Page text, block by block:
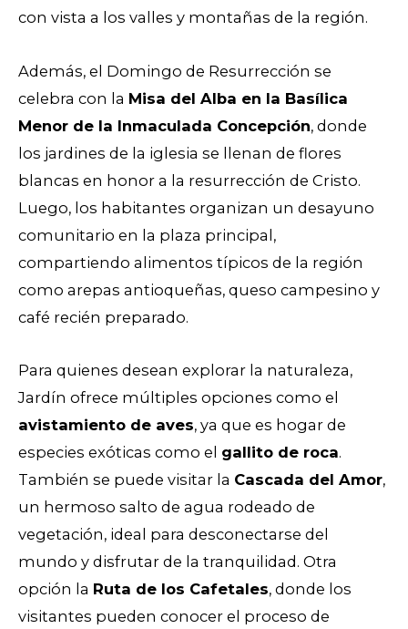
con vista a los valles y montañas de la región.
Además, el Domingo de Resurrección se
celebra con la Misa del Alba en la Basílica
Menor de la Inmaculada Concepción, donde
los jardines de la iglesia se llenan de flores
blancas en honor a la resurrección de Cristo.
Luego, los habitantes organizan un desayuno
comunitario en la plaza principal,
compartiendo alimentos típicos de la región
como arepas antioqueñas, queso campesino y
café recién preparado.
Para quienes desean explorar la naturaleza,
Jardín ofrece múltiples opciones como el
avistamiento de aves, ya que es hogar de
especies exóticas como el gallito de roca.
También se puede visitar la Cascada del Amor,
un hermoso salto de agua rodeado de
vegetación, ideal para desconectarse del
mundo y disfrutar de la tranquilidad. Otra
opción la Ruta de los Cafetales, donde los
visitantes pueden conocer el proceso de